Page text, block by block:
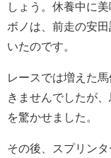
しょう。休養中に
ボノは、前走の安
いたのです。
レースでは増えた
きませんでしたが
を驚かせました。
その後、スプリン